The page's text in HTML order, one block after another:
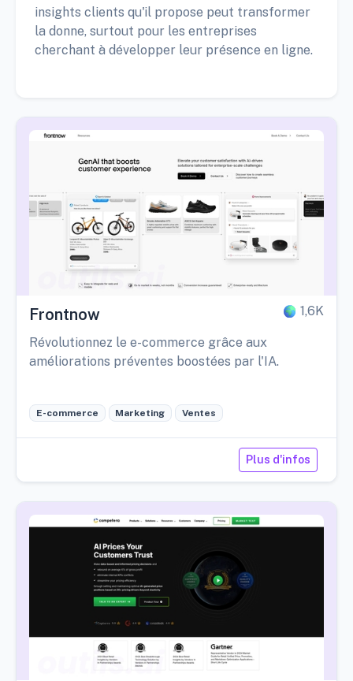
insights clients qu'il propose peut transformer
la donne, surtout pour les entreprises
cherchant à développer leur présence en ligne.
Frontnow 1,6K
Révolutionnez le e-commerce grâce aux
améliorations préventes boostées par l'IA.
E-commerce Marketing Ventes
Plus d'infos